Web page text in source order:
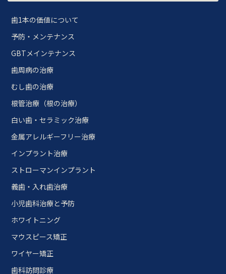
歯1本の価値について
予防・メンテナンス
GBTメインテナンス
歯周病の治療
むし歯の治療
根管治療（根の治療）
白い歯・セラミック治療
金属アレルギーフリー治療
インプラント治療
ストローマンインプラント
義歯・入れ歯治療
小児歯科治療と予防
ホワイトニング
マウスピース矯正
ワイヤー矯正
歯科訪問診療